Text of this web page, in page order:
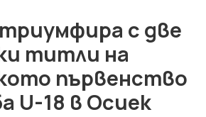
с две
титли на
първенство
U-18 в Осиек